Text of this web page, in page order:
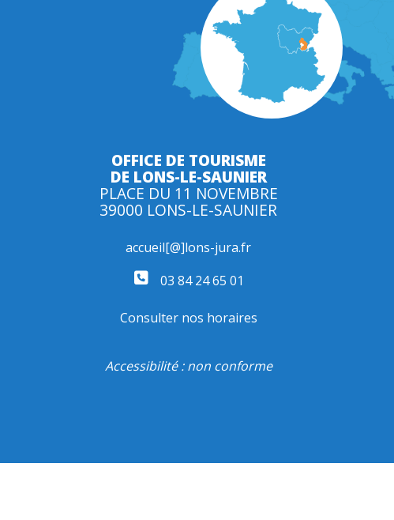
OFFICE DE TOURISME
DE LONS-LE-SAUNIER
PLACE DU 11 NOVEMBRE
39000 LONS-LE-SAUNIER
accueil[@]lons-jura.fr
03 84 24 65 01
Consulter nos horaires
Accessibilité : non conforme